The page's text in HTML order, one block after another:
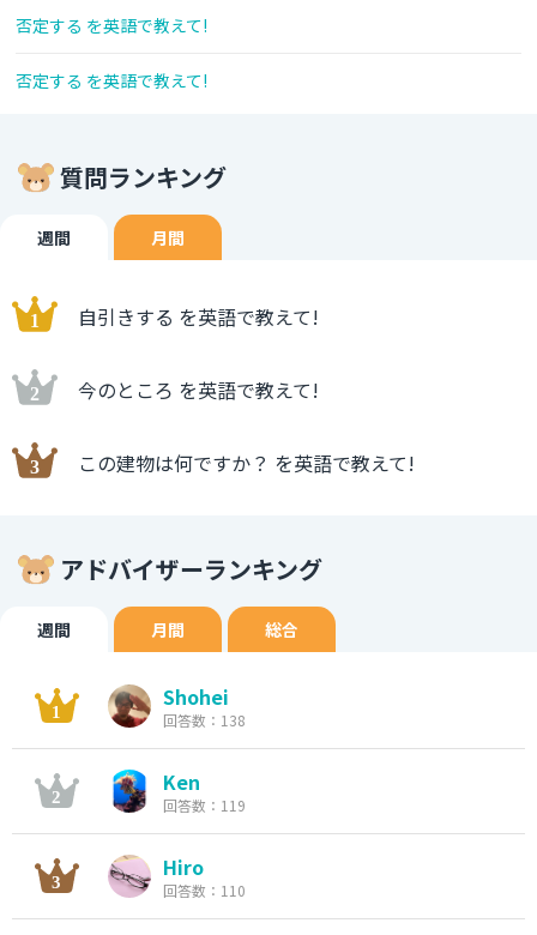
否定する を英語で教えて!
否定する を英語で教えて!
質問ランキング
週間 月間
自引きする を英語で教えて!
今のところ を英語で教えて!
この建物は何ですか？ を英語で教えて!
アドバイザーランキング
週間 月間 総合
Shohei
回答数：138
Ken
回答数：119
Hiro
回答数：110